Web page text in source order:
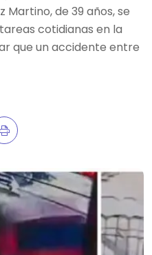
Martino, de 39 años, se
cotidianas en la
que un accidente entre